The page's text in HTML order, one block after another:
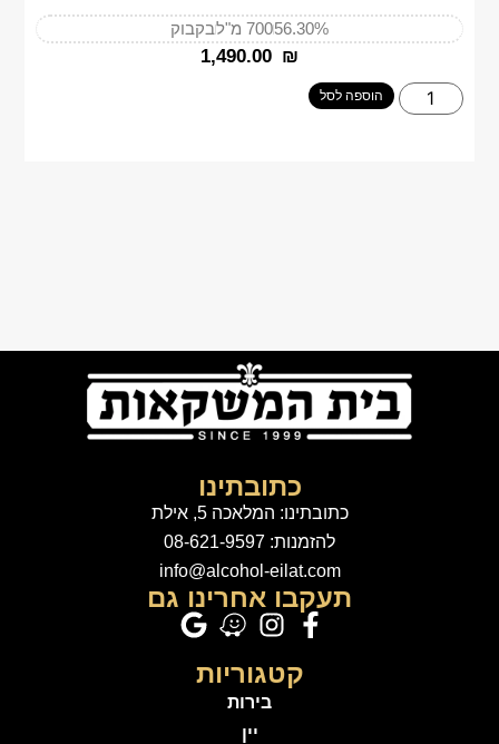
56.30%700 מ"ל בקבוק
‎1,490.00 ₪
הוספה לסל
כתובתינו
כתובתינו: המלאכה 5, אילת
להזמנות: 08-621-9597
info@alcohol-eilat.com
תעקבו אחרינו גם
קטגוריות
בירות
יין